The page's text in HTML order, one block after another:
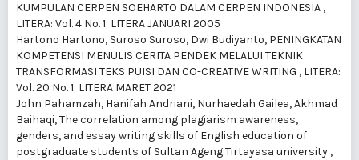
KUMPULAN CERPEN SOEHARTO DALAM CERPEN INDONESIA ,
LITERA: Vol. 4 No. 1: LITERA JANUARI 2005
Hartono Hartono, Suroso Suroso, Dwi Budiyanto, PENINGKATAN
KOMPETENSI MENULIS CERITA PENDEK MELALUI TEKNIK
TRANSFORMASI TEKS PUISI DAN CO-CREATIVE WRITING , LITERA:
Vol. 20 No. 1: LITERA MARET 2021
John Pahamzah, Hanifah Andriani, Nurhaedah Gailea, Akhmad
Baihaqi,The correlation among plagiarism awareness,
genders, and essay writing skills of English education of
postgraduate students of Sultan Ageng Tirtayasa university ,